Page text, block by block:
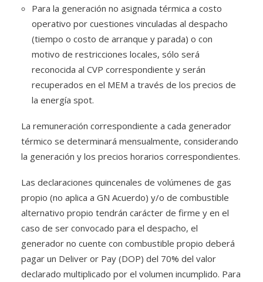
Para la generación no asignada térmica a costo
operativo por cuestiones vinculadas al despacho
(tiempo o costo de arranque y parada) o con
motivo de restricciones locales, sólo será
reconocida al CVP correspondiente y serán
recuperados en el MEM a través de los precios de
la energía spot.
La remuneración correspondiente a cada generador
térmico se determinará mensualmente, considerando
la generación y los precios horarios correspondientes.
Las declaraciones quincenales de volúmenes de gas
propio (no aplica a GN Acuerdo) y/o de combustible
alternativo propio tendrán carácter de firme y en el
caso de ser convocado para el despacho, el
generador no cuente con combustible propio deberá
pagar un Deliver or Pay (DOP) del 70% del valor
declarado multiplicado por el volumen incumplido. Para